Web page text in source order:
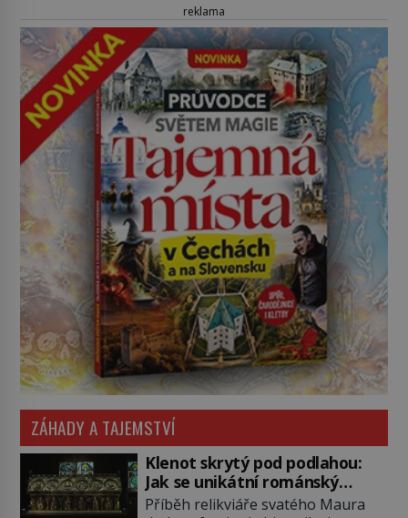
reklama
ZÁHADY A TAJEMSTVÍ
Klenot skrytý pod podlahou:
Jak se unikátní románský
poklad dostal do zapadlého
Příběh relikviáře svatého Maura